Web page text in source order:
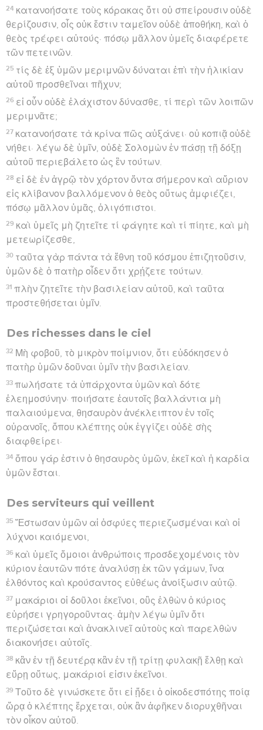
24 κατανοήσατε τοὺς κόρακας ὅτι οὐ σπείρουσιν οὐδὲ
θερίζουσιν, οἷς οὐκ ἔστιν ταμεῖον οὐδὲ ἀποθήκη, καὶ ὁ
θεὸς τρέφει αὐτούς· πόσῳ μᾶλλον ὑμεῖς διαφέρετε
τῶν πετεινῶν.
25 τίς δὲ ἐξ ὑμῶν μεριμνῶν δύναται ἐπὶ τὴν ἡλικίαν
αὐτοῦ προσθεῖναι πῆχυν;
26 εἰ οὖν οὐδὲ ἐλάχιστον δύνασθε, τί περὶ τῶν λοιπῶν
μεριμνᾶτε;
27 κατανοήσατε τὰ κρίνα πῶς αὐξάνει· οὐ κοπιᾷ οὐδὲ
νήθει· λέγω δὲ ὑμῖν, οὐδὲ Σολομὼν ἐν πάσῃ τῇ δόξῃ
αὐτοῦ περιεβάλετο ὡς ἓν τούτων.
28 εἰ δὲ ἐν ἀγρῷ τὸν χόρτον ὄντα σήμερον καὶ αὔριον
εἰς κλίβανον βαλλόμενον ὁ θεὸς οὕτως ἀμφιέζει,
πόσῳ μᾶλλον ὑμᾶς, ὀλιγόπιστοι.
29 καὶ ὑμεῖς μὴ ζητεῖτε τί φάγητε καὶ τί πίητε, καὶ μὴ
μετεωρίζεσθε,
30 ταῦτα γὰρ πάντα τὰ ἔθνη τοῦ κόσμου ἐπιζητοῦσιν,
ὑμῶν δὲ ὁ πατὴρ οἶδεν ὅτι χρῄζετε τούτων.
31 πλὴν ζητεῖτε τὴν βασιλείαν αὐτοῦ, καὶ ταῦτα
προστεθήσεται ὑμῖν.
Des richesses dans le ciel
32 Μὴ φοβοῦ, τὸ μικρὸν ποίμνιον, ὅτι εὐδόκησεν ὁ
πατὴρ ὑμῶν δοῦναι ὑμῖν τὴν βασιλείαν.
33 πωλήσατε τὰ ὑπάρχοντα ὑμῶν καὶ δότε
ἐλεημοσύνην· ποιήσατε ἑαυτοῖς βαλλάντια μὴ
παλαιούμενα, θησαυρὸν ἀνέκλειπτον ἐν τοῖς
οὐρανοῖς, ὅπου κλέπτης οὐκ ἐγγίζει οὐδὲ σὴς
διαφθείρει·
34 ὅπου γάρ ἐστιν ὁ θησαυρὸς ὑμῶν, ἐκεῖ καὶ ἡ καρδία
ὑμῶν ἔσται.
Des serviteurs qui veillent
35 Ἔστωσαν ὑμῶν αἱ ὀσφύες περιεζωσμέναι καὶ οἱ
λύχνοι καιόμενοι,
36 καὶ ὑμεῖς ὅμοιοι ἀνθρώποις προσδεχομένοις τὸν
κύριον ἑαυτῶν πότε ἀναλύσῃ ἐκ τῶν γάμων, ἵνα
ἐλθόντος καὶ κρούσαντος εὐθέως ἀνοίξωσιν αὐτῷ.
37 μακάριοι οἱ δοῦλοι ἐκεῖνοι, οὓς ἐλθὼν ὁ κύριος
εὑρήσει γρηγοροῦντας· ἀμὴν λέγω ὑμῖν ὅτι
περιζώσεται καὶ ἀνακλινεῖ αὐτοὺς καὶ παρελθὼν
διακονήσει αὐτοῖς.
38 κἂν ἐν τῇ δευτέρᾳ κἂν ἐν τῇ τρίτῃ φυλακῇ ἔλθῃ καὶ
εὕρῃ οὕτως, μακάριοί εἰσιν ἐκεῖνοι.
39 Τοῦτο δὲ γινώσκετε ὅτι εἰ ᾔδει ὁ οἰκοδεσπότης ποίᾳ
ὥρᾳ ὁ κλέπτης ἔρχεται, οὐκ ἂν ἀφῆκεν διορυχθῆναι
τὸν οἶκον αὐτοῦ.